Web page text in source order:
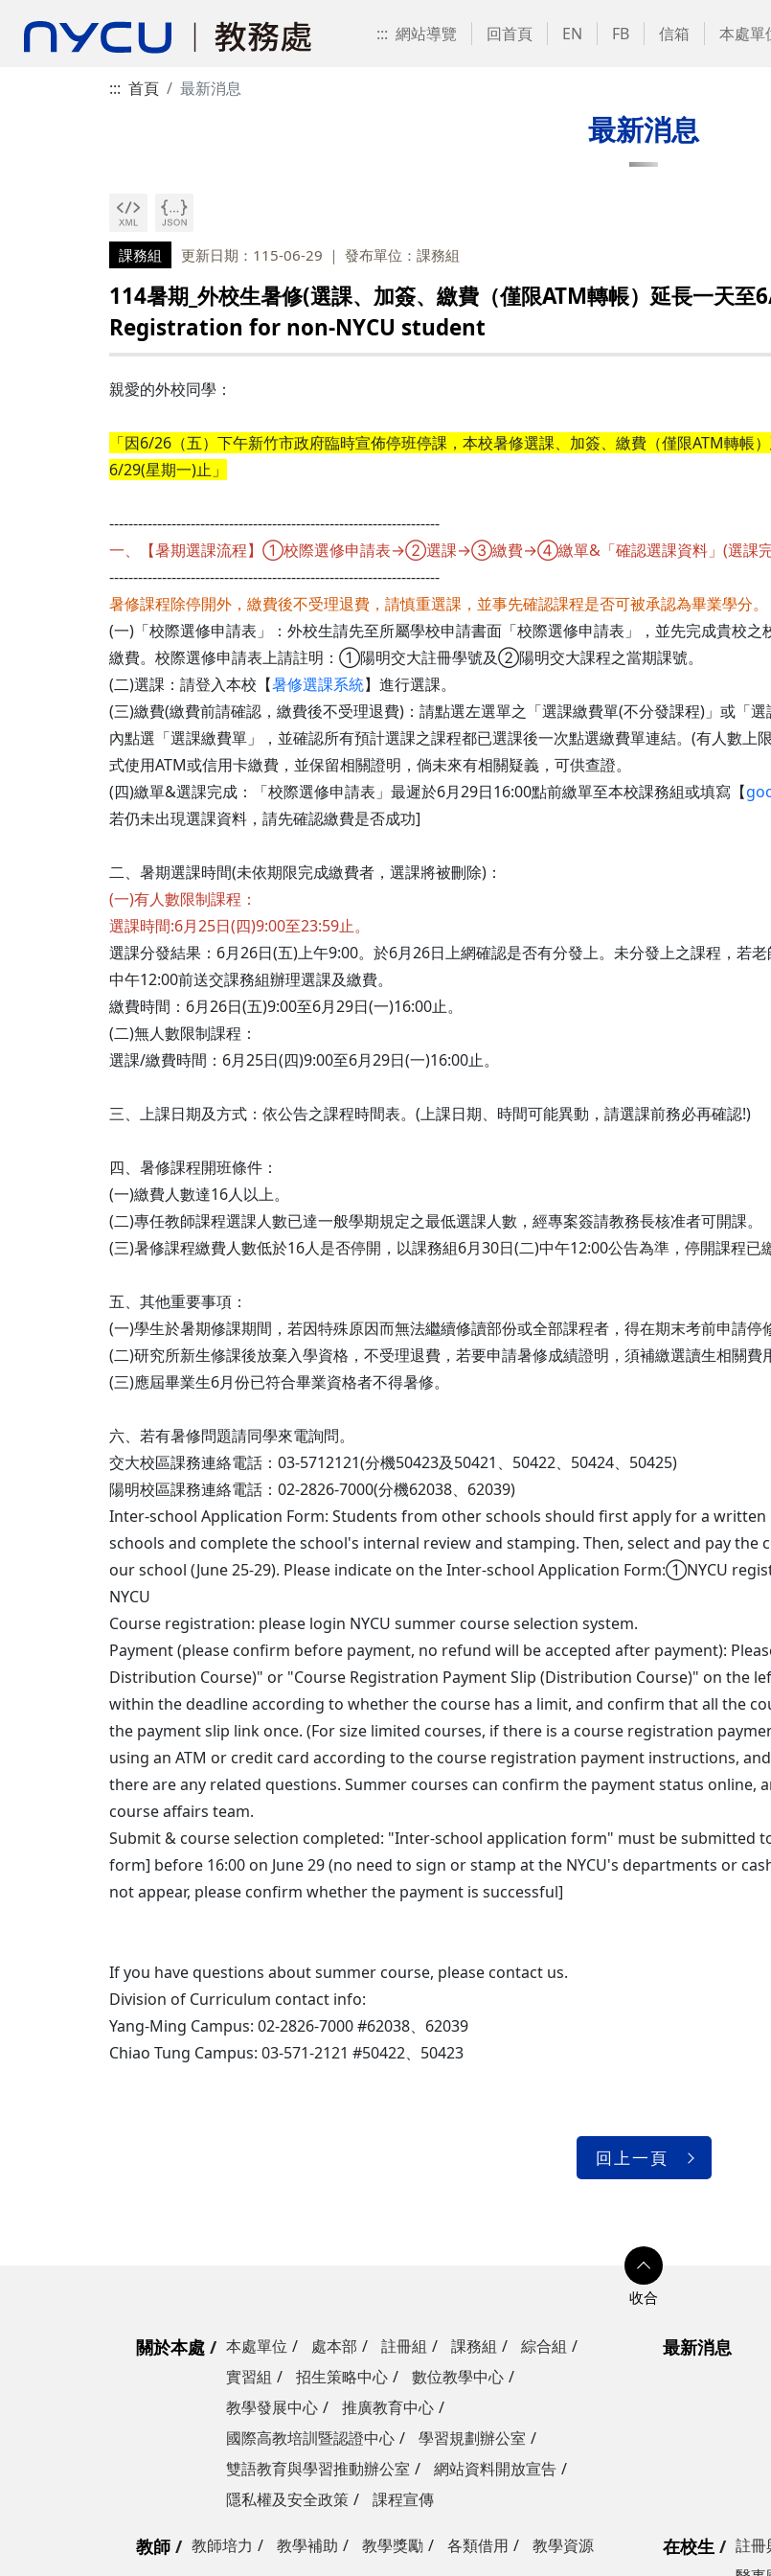
::: 網站導覽 回首頁 EN FB 信箱 本處單
::: 首頁 最新消息
最新消息
課務組 更新日期：115-06-29 發布單位：課務組
114暑期_外校生暑修(選課、加簽、繳費（僅限ATM轉帳）延長一天
Registration for non-NYCU student
親愛的外校同學：
「因6/26（五）下午新竹市政府臨時宣佈停班停課，本校暑修選課、加簽、繳費（僅限ATM轉帳
6/29(星期一)止」
---------------------------------------------------------------------
一、【暑期選課流程】①校際選修申請表→②選課→③繳費→④繳單&「確認選課資料」(選課
---------------------------------------------------------------------
暑修課程除停開外，繳費後不受理退費，請慎重選課，並事先確認課程是否可被承認為畢業學分。
(一)「校際選修申請表」：外校生請先至所屬學校申請書面「校際選修申請表」，並先完成貴校
繳費。校際選修申請表上請註明：①陽明交大註冊學號及②陽明交大課程之當期課號。
(二)選課：請登入本校【暑修選課系統】進行選課。
(三)繳費(繳費前請確認，繳費後不受理退費)：請點選左選單之「選課繳費單(不分發課程)」或「
內點選「選課繳費單」，並確認所有預計選課之課程都已選課後一次點選繳費單連結。(有人數
式使用ATM或信用卡繳費，並保留相關證明，倘未來有相關疑義，可供查證。
(四)繳單&選課完成：「校際選修申請表」最遲於6月29日16:00點前繳單至本校課務組或填寫【
若仍未出現選課資料，請先確認繳費是否成功]
二、暑期選課時間(未依期限完成繳費者，選課將被刪除)：
(一)有人數限制課程：
選課時間:6月25日(四)9:00至23:59止。
選課分發結果：6月26日(五)上午9:00。於6月26日上網確認是否有分發上。未分發上之課程，若
中午12:00前送交課務組辦理選課及繳費。
繳費時間：6月26日(五)9:00至6月29日(一)16:00止。
(二)無人數限制課程：
選課/繳費時間：6月25日(四)9:00至6月29日(一)16:00止。
三、上課日期及方式：依公告之課程時間表。(上課日期、時間可能異動，請選課前務必再確認!)
四、暑修課程開班條件：
(一)繳費人數達16人以上。
(二)專任教師課程選課人數已達一般學期規定之最低選課人數，經專案簽請教務長核准者可開課。
(三)暑修課程繳費人數低於16人是否停開，以課務組6月30日(二)中午12:00公告為準，停開課程已
五、其他重要事項：
(一)學生於暑期修課期間，若因特殊原因而無法繼續修讀部份或全部課程者，得在期末考前申請停
(二)研究所新生修課後放棄入學資格，不受理退費，若要申請暑修成績證明，須補繳選讀生相關費
(三)應屆畢業生6月份已符合畢業資格者不得暑修。
六、若有暑修問題請同學來電詢問。
交大校區課務連絡電話：03-5712121(分機50423及50421、50422、50424、50425)
陽明校區課務連絡電話：02-2826-7000(分機62038、62039)
Inter-school Application Form: Students from other schools should first apply for a
schools and complete the school's internal review and stamping. Then, select and pay
our school (June 25-29). Please indicate on the Inter-school Application Form:①NYCU
NYCU
Course registration: please login NYCU summer course selection system.
Payment (please confirm before payment, no refund will be accepted after payment):
Distribution Course)" or "Course Registration Payment Slip (Distribution Course)" on the
within the deadline according to whether the course has a limit, and confirm that all the
the payment slip link once. (For size limited courses, if there is a course registration
using an ATM or credit card according to the course registration payment instructions,
there are any related questions. Summer courses can confirm the payment status
course affairs team.
Submit & course selection completed: "Inter-school application form" must be submitted
form] before 16:00 on June 29 (no need to sign or stamp at the NYCU's departments or
not appear, please confirm whether the payment is successful]
If you have questions about summer course, please contact us.
Division of Curriculum contact info:
Yang-Ming Campus: 02-2826-7000 #62038、62039
Chiao Tung Campus: 03-571-2121 #50422、50423
回上一頁
關於本處 本處單位 處本部 註冊組 課務組
綜合組
實習組
招生策略中心
數位教學中心
教學發展中心
推廣教育中心
國際高教培訓暨認證中心
學習規劃辦公室
雙語教育與學習推動辦公室
網站資料開放宣告
隱私權及安全政策
課程宣傳
最新消息
教師 教師培力 教學補助 教學獎勵 各類借用 教學資源 在校生 註冊